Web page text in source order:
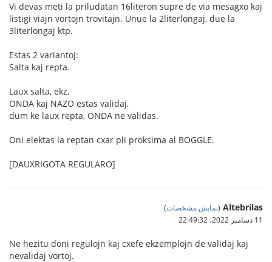
Vi devas meti la priludatan 16literon supre de via mesagxo kaj
listigi viajn vortojn trovitajn. Unue la 2literlongaj, due la
3literlongaj ktp.
Estas 2 variantoj:
Salta kaj repta.
Laux salta, ekz,
ONDA kaj NAZO estas validaj,
dum ke laux repta, ONDA ne validas.
Oni elektas la reptan cxar pli proksima al BOGGLE.
[DAUXRIGOTA REGULARO]
Altebrilas
(نمایش مشخصات)
11 دسامبر 2022،‏ 22:49:32
Ne hezitu doni regulojn kaj cxefe ekzemplojn de validaj kaj
nevalidaj vortoj.